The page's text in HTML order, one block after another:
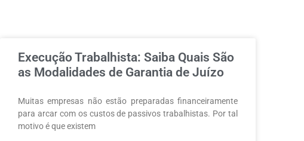
Execução Trabalhista: Saiba Quais São
as Modalidades de Garantia de Juízo
Muitas empresas não estão preparadas financeiramente
para arcar com os custos de passivos trabalhistas. Por tal
motivo é que existem